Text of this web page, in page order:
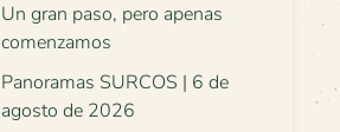
Un gran paso, pero apenas
comenzamos
Panoramas SURCOS | 6 de
agosto de 2026